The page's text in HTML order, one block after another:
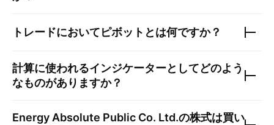
トレードにおいてピボットとは何ですか？
計算に使われるインジケーターとしてどのよう
なものがありますか？
Energy Absolute Public Co. Ltd.の株式は買い